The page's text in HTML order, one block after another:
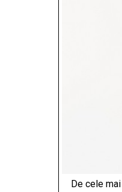
De cele